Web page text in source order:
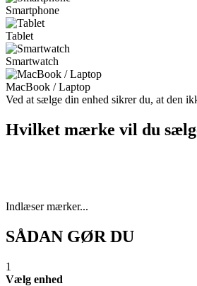
Smartphone
Tablet
Smartwatch
MacBook / Laptop
Ved at sælge din enhed sikrer du, at den
Hvilket mærke vil du
Indlæser mærker...
SÅDAN GØR DU
1
Vælg enhed